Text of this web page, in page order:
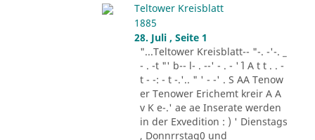
Teltower Kreisblatt
1885
28. Juli , Seite 1
"...Teltower Kreisblatt-- "-. -'-. _
- . -t "' b-- l- . --' - . - '´ l A t t . . -
t - -: - t -.'.. " ' - -' . S AA Tenow
er Tenower Erichemt kreir A A
v K e-.' ae ae Inserate werden
in der Exvedition : ) ' Dienstags
, Donnrrstag0 und